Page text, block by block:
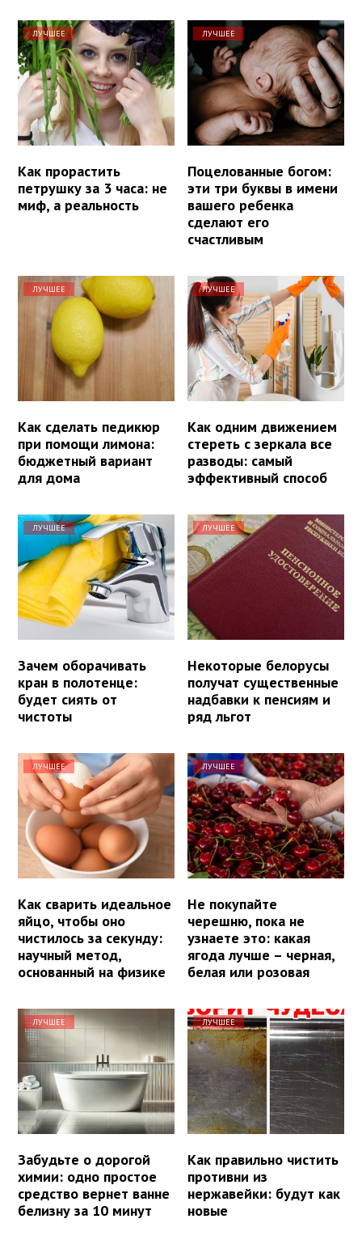
ЛУЧШЕЕ
Как прорастить
петрушку за 3 часа: не
миф, а реальность
ЛУЧШЕЕ
Поцелованные богом:
эти три буквы в имени
вашего ребенка
сделают его
счастливым
ЛУЧШЕЕ
Как сделать педикюр
при помощи лимона:
бюджетный вариант
для дома
ЛУЧШЕЕ
Как одним движением
стереть с зеркала все
разводы: самый
эффективный способ
ЛУЧШЕЕ
Зачем оборачивать
кран в полотенце:
будет сиять от
чистоты
ЛУЧШЕЕ
Некоторые белорусы
получат существенные
надбавки к пенсиям и
ряд льгот
ЛУЧШЕЕ
Как сварить идеальное
яйцо, чтобы оно
чистилось за секунду:
научный метод,
основанный на физике
ЛУЧШЕЕ
Не покупайте
черешню, пока не
узнаете это: какая
ягода лучше – черная,
белая или розовая
ЛУЧШЕЕ
Забудьте о дорогой
химии: одно простое
средство вернет ванне
белизну за 10 минут
ЛУЧШЕЕ
Как правильно чистить
противни из
нержавейки: будут как
новые